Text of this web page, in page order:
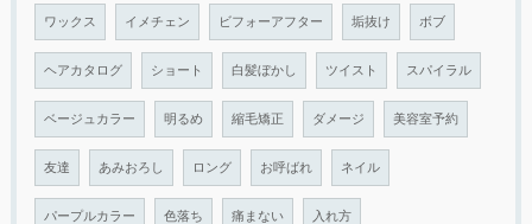
ワックス イメチェン ビフォーアフター 垢抜け ボブ
ヘアカタログ ショート 白髪ぼかし ツイスト スパイラル
ベージュカラー 明るめ 縮毛矯正 ダメージ 美容室予約
友達 あみおろし ロング お呼ばれ ネイル
パープルカラー 色落ち 痛まない 入れ方